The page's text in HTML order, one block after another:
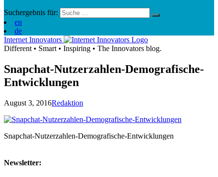
Suchergebnis für:
en
de
Internet Innovators
Different • Smart • Inspiring • The Innovators blog.
Snapchat-Nutzerzahlen-Demografische-
Entwicklungen
August 3, 2016Redaktion
Snapchat-Nutzerzahlen-Demografische-Entwicklungen
Newsletter: